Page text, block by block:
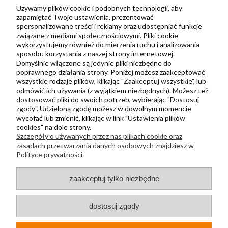
Zbieraj punkty za zakupy
Informacje
Kontakt
Regulamin
Polityka prywatności
Metody wysyłki i płatności
Płatności odroczone PayPo
Zwroty i reklamacje
Newsletter
sklep@kapak.pl
Używamy plików cookie i podobnych technologii, aby
zapamiętać Twoje ustawienia, prezentować
spersonalizowane treści i reklamy oraz udostępniać funkcje
związane z mediami społecznościowymi. Pliki cookie
wykorzystujemy również do mierzenia ruchu i analizowania
sposobu korzystania z naszej strony internetowej.
Domyślnie włączone są jedynie pliki niezbędne do
poprawnego działania strony. Poniżej możesz zaakceptować
wszystkie rodzaje plików, klikając "Zaakceptuj wszystkie", lub
odmówić ich używania (z wyjątkiem niezbędnych). Możesz też
dostosować pliki do swoich potrzeb, wybierając "Dostosuj
zgody". Udzieloną zgodę możesz w dowolnym momencie
wycofać lub zmienić, klikając w link "Ustawienia plików
cookies" na dole strony.
Szczegóły o używanych przez nas plikach cookie oraz
zasadach przetwarzania danych osobowych znajdziesz w
Polityce prywatności.
zaakceptuj tylko niezbędne
dostosuj zgody